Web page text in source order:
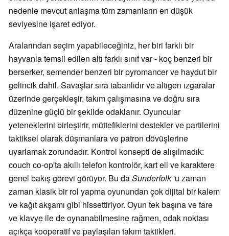
nedenle mevcut anlaşma tüm zamanların en düşük
seviyesine işaret ediyor.
Aralarından seçim yapabileceğiniz, her biri farklı bir
hayvanla temsil edilen altı farklı sınıf var - koç benzeri bir
berserker, semender benzeri bir pyromancer ve haydut bir
gelincik dahil. Savaşlar sıra tabanlıdır ve altıgen ızgaralar
üzerinde gerçekleşir, takım çalışmasına ve doğru sıra
düzenine güçlü bir şekilde odaklanır. Oyuncular
yeteneklerini birleştirir, müttefiklerini destekler ve partilerini
taktiksel olarak düşmanlara ve patron dövüşlerine
uyarlamak zorundadır. Kontrol konsepti de alışılmadık:
couch co-op'ta akıllı telefon kontrolör, kart eli ve karaktere
genel bakış görevi görüyor. Bu daSunderfolk'u zaman
zaman klasik bir rol yapma oyunundan çok dijital bir kalem
ve kağıt akşamı gibi hissettiriyor. Oyun tek başına ve fare
ve klavye ile de oynanabilmesine rağmen, odak noktası
açıkça kooperatif ve paylaşılan takım taktikleri.